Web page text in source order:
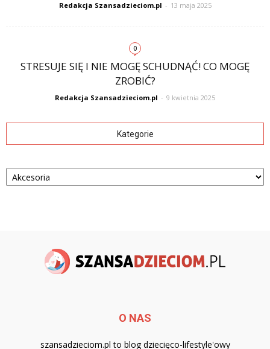
Redakcja Szansadzieciom.pl - 13 maja 2025
0
STRESUJE SIĘ I NIE MOGĘ SCHUDNĄĆ! CO MOGĘ
ZROBIĆ?
Redakcja Szansadzieciom.pl - 9 kwietnia 2025
Kategorie
Kategorie
O NAS
szansadzieciom.pl to blog dziecięco-lifestyle'owy